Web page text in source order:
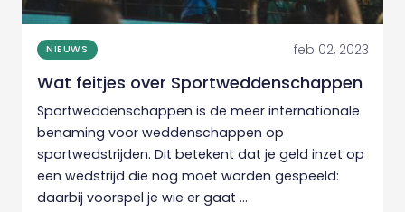
NIEUWS feb 02, 2023
Wat feitjes over Sportweddenschappen
Sportweddenschappen is de meer internationale
benaming voor weddenschappen op
sportwedstrijden. Dit betekent dat je geld inzet op
een wedstrijd die nog moet worden gespeeld:
daarbij voorspel je wie er gaat ...